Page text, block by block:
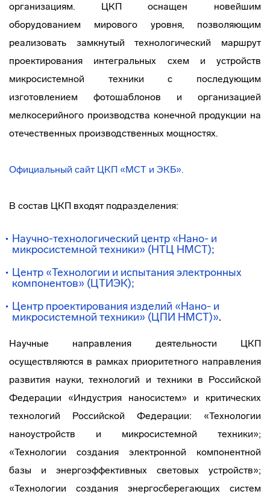
организациям. ЦКП оснащен новейшим
оборудованием мирового уровня, позволяющим
реализовать замкнутый технологический маршрут
проектирования интегральных схем и устройств
микросистемной техники с последующим
изготовлением фотошаблонов и организацией
мелкосерийного производства конечной продукции на
отечественных производственных мощностях.
Официальный сайт ЦКП «МСТ и ЭКБ».
В состав ЦКП входят подразделения:
Научно-технологический центр «Нано- и
микросистемной техники» (НТЦ НМСТ);
Центр «Технологии и испытания электронных
компонентов» (ЦТИЭК);
Центр проектирования изделий «Нано- и
микросистемной техники» (ЦПИ НМСТ)».
Научные направления деятельности ЦКП
осуществляются в рамках приоритетного направления
развития науки, технологий и техники в Российской
Федерации «Индустрия наносистем» и критических
технологий Российской Федерации: «Технологии
наноустройств и микросистемной техники»;
«Технологии создания электронной компонентной
базы и энергоэффективных световых устройств»;
«Технологии создания энергосберегающих систем